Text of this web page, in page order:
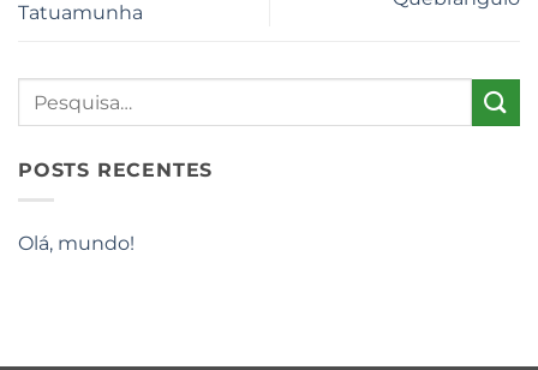
Tatuamunha
POSTS RECENTES
Olá, mundo!